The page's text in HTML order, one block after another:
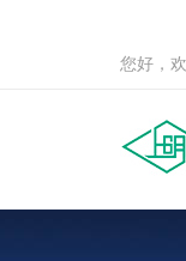
您好，